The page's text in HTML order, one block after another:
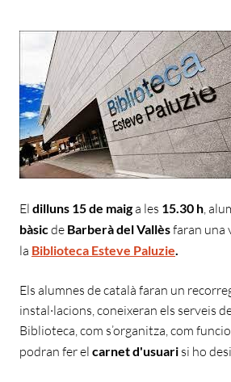
El dilluns 15 de maiga les 15.30 h,
bàsicde Barberà del Vallèsfaran una
la Biblioteca Esteve Paluzie.
Els alumnes de català faran un
instal·lacions, coneixeran els serveis
Biblioteca, com s’organitza, com
podran fer el carnet d'usuari si ho